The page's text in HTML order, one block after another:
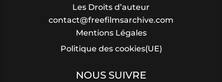
Les Droits d’auteur
contact@freefilmsarchive.com
Mentions Légales
Politique des cookies(UE)
NOUS SUIVRE